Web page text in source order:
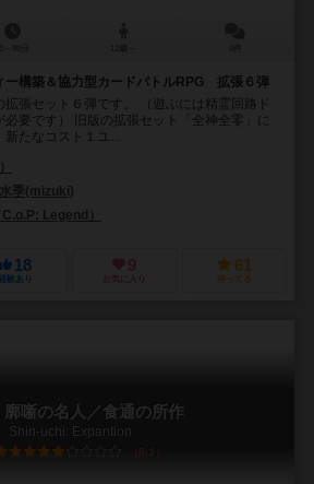
ー構築＆協力型カードバトルRPG 拡張６弾
張セット６弾です。 （遊ぶには精霊回路ド
必要です） 旧版の拡張セット「全神全零」に
たなコスト１ユ...
水季(mizuki)
Legend）
18
経験あり
9
お気に入り
61
持ってる
廓噺の名人／食通の所作
Shin-uchi: Expantion
6.1